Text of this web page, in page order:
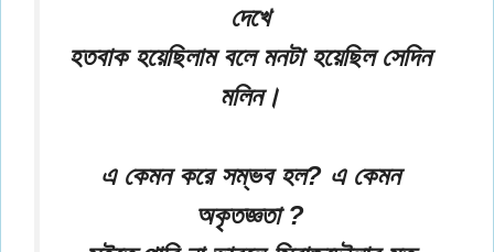
দেখে
হতবাক হয়েছিলাম বলে মনটা হয়েছিল সেদিন
মলিন।
এ কেমন করে সম্ভব হল? এ কেমন
অকৃতজ্ঞতা ?